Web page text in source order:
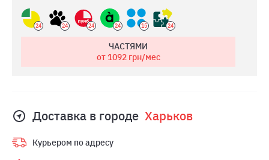
24 24 24 24 15 24
ЧАСТЯМИ
от 1092грн/мес
Доставка в городе Харьков
Курьером по адресу